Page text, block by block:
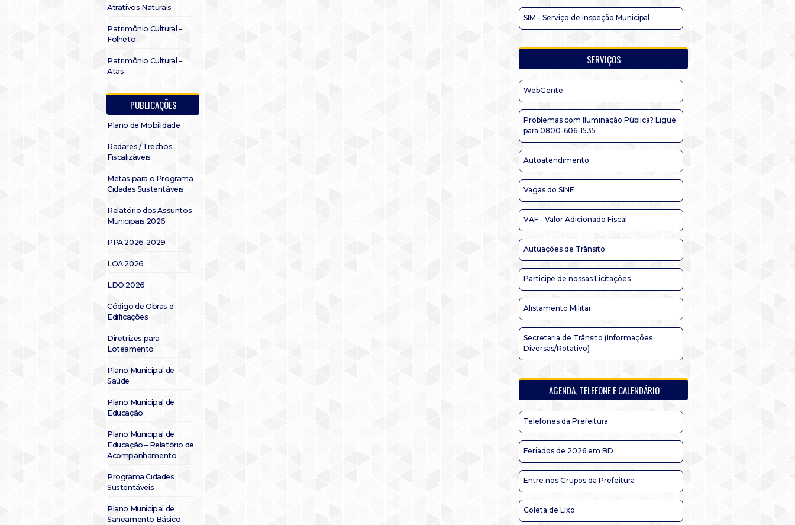
Atrativos Naturais
Patrimônio Cultural –
Folheto
Patrimônio Cultural –
Atas
PUBLICAÇÕES
Plano de Mobilidade
Radares / Trechos
Fiscalizáveis
Metas para o Programa
Cidades Sustentáveis
Relatório dos Assuntos
Municipais 2026
PPA 2026-2029
LOA 2026
LDO 2026
Código de Obras e
Edificações
Diretrizes para
Loteamento
Plano Municipal de
Saúde
Plano Municipal de
Educação
Plano Municipal de
Educação – Relatório de
Acompanhamento
Programa Cidades
Sustentáveis
Plano Municipal de
Saneamento Básico
SIM - Serviço de Inspeção Municipal
SERVIÇOS
WebGente
Problemas com Iluminação Pública? Ligue
para 0800-606-1535
Autoatendimento
Vagas do SINE
VAF - Valor Adicionado Fiscal
Autuações de Trânsito
Participe de nossas Licitações
Alistamento Militar
Secretaria de Trânsito (Informações
Diversas/Rotativo)
AGENDA, TELEFONE E CALENDÁRIO
Telefones da Prefeitura
Feriados de 2026 em BD
Entre nos Grupos da Prefeitura
Coleta de Lixo